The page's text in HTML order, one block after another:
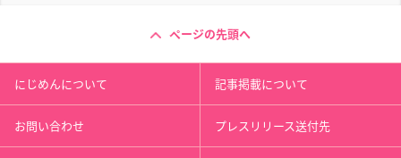
ページの先頭へ
にじめんについて 記事掲載について
お問い合わせ プレスリリース送付先